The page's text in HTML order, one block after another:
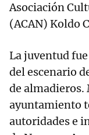
Asociación
(ACAN) Koldo
La juventud
del escenario
de
ayuntamiento
autoridades e